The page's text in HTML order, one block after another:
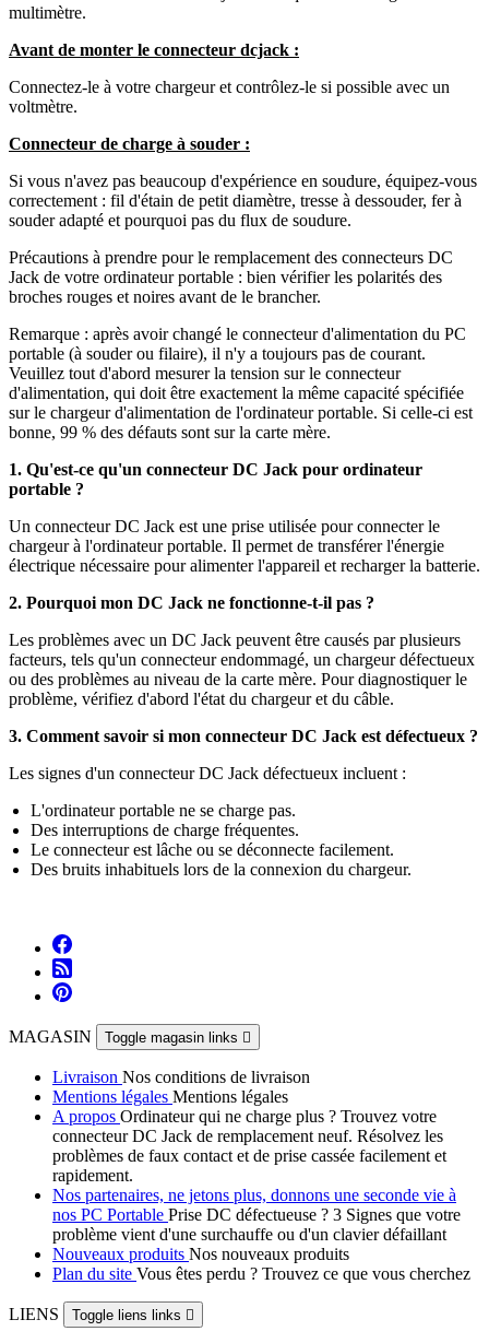
multimètre.
Avant de monter le connecteur dcjack :
Connectez-le à votre chargeur et contrôlez-le si possible avec un
voltmètre.
Connecteur de charge à souder :
Si vous n'avez pas beaucoup d'expérience en soudure, équipez-vous
correctement : fil d'étain de petit diamètre, tresse à dessouder, fer à
souder adapté et pourquoi pas du flux de soudure.
Précautions à prendre pour le remplacement des connecteurs DC
Jack de votre ordinateur portable : bien vérifier les polarités des
broches rouges et noires avant de le brancher.
Remarque : après avoir changé le connecteur d'alimentation du PC
portable (à souder ou filaire), il n'y a toujours pas de courant.
Veuillez tout d'abord mesurer la tension sur le connecteur
d'alimentation, qui doit être exactement la même capacité spécifiée
sur le chargeur d'alimentation de l'ordinateur portable. Si celle-ci est
bonne, 99 % des défauts sont sur la carte mère.
1. Qu'est-ce qu'un connecteur DC Jack pour ordinateur
portable ?
Un connecteur DC Jack est une prise utilisée pour connecter le
chargeur à l'ordinateur portable. Il permet de transférer l'énergie
électrique nécessaire pour alimenter l'appareil et recharger la batterie.
2. Pourquoi mon DC Jack ne fonctionne-t-il pas ?
Les problèmes avec un DC Jack peuvent être causés par plusieurs
facteurs, tels qu'un connecteur endommagé, un chargeur défectueux
ou des problèmes au niveau de la carte mère. Pour diagnostiquer le
problème, vérifiez d'abord l'état du chargeur et du câble.
3. Comment savoir si mon connecteur DC Jack est défectueux ?
Les signes d'un connecteur DC Jack défectueux incluent :
L'ordinateur portable ne se charge pas.
Des interruptions de charge fréquentes.
Le connecteur est lâche ou se déconnecte facilement.
Des bruits inhabituels lors de la connexion du chargeur.
MAGASIN Toggle magasin links 
Livraison Nos conditions de livraison
Mentions légales Mentions légales
A propos Ordinateur qui ne charge plus ? Trouvez votre
connecteur DC Jack de remplacement neuf. Résolvez les
problèmes de faux contact et de prise cassée facilement et
rapidement.
Nos partenaires, ne jetons plus, donnons une seconde vie à
nos PC Portable Prise DC défectueuse ? 3 Signes que votre
problème vient d'une surchauffe ou d'un clavier défaillant
Nouveaux produits Nos nouveaux produits
Plan du site Vous êtes perdu ? Trouvez ce que vous cherchez
LIENS Toggle liens links 